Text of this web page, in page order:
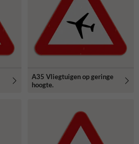
A35 Vliegtuigen op geringe
hoogte.